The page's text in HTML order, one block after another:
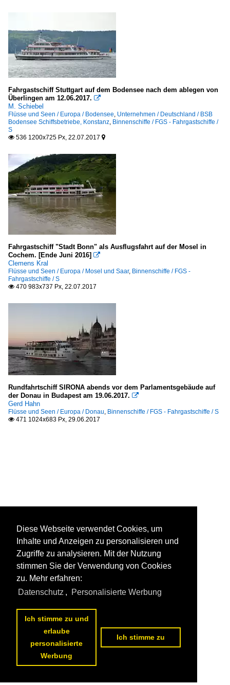
Fahrgastschiff Stuttgart auf dem Bodensee nach dem ablegen von
Überlingen am 12.06.2017. 
M. Schiebel
Flüsse und Seen / Europa / Bodensee, Unternehmen / Deutschland / BSB
Bodensee Schiffsbetriebe, Konstanz, Binnenschiffe / FGS - Fahrgastschiffe /
S
 536 1200x725 Px, 22.07.2017 
Fahrgastschiff "Stadt Bonn" als Ausflugsfahrt auf der Mosel in
Cochem. [Ende Juni 2016] 
Clemens Kral
Flüsse und Seen / Europa / Mosel und Saar, Binnenschiffe / FGS -
Fahrgastschiffe / S
 470 983x737 Px, 22.07.2017
Rundfahrtschiff SIRONA abends vor dem Parlamentsgebäude auf
der Donau in Budapest am 19.06.2017. 
Gerd Hahn
Flüsse und Seen / Europa / Donau, Binnenschiffe / FGS - Fahrgastschiffe / S
 471 1024x683 Px, 29.06.2017
Diese Webseite verwendet Cookies, um
Inhalte und Anzeigen zu personalisieren und
Zugriffe zu analysieren. Mit der Nutzung
stimmen Sie der Verwendung von Cookies
zu. Mehr erfahren:
Datenschutz , Personalisierte Werbung
Ich stimme zu und
erlaube
personalisierte
Werbung
Ich stimme zu